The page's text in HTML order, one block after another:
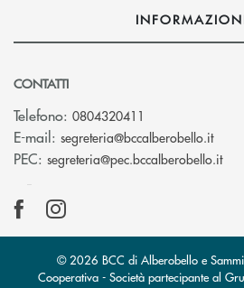
CONTATTI
Telefono: 0804320411
E-mail: segreteria@bccalberobello.it(si
PEC: segreteria@pec.bccalberobello.it(si
© 2026 BCC di Alberobello e
Cooperativa - Società partecipante al